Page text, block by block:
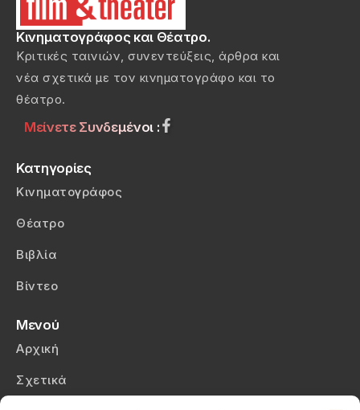
Κινηματογράφος και Θέατρο.
Κριτικές ταινιών, συνεντεύξεις, άρθρα και
νέα σχετικά με τον κινηματογράφο και το
θέατρο.
Μείνετε Συνδεμένοι :
Κατηγορίες
Κινηματογράφος
Θέατρο
Βιβλία
Βίντεο
Μενού
Αρχική
Σχετικά